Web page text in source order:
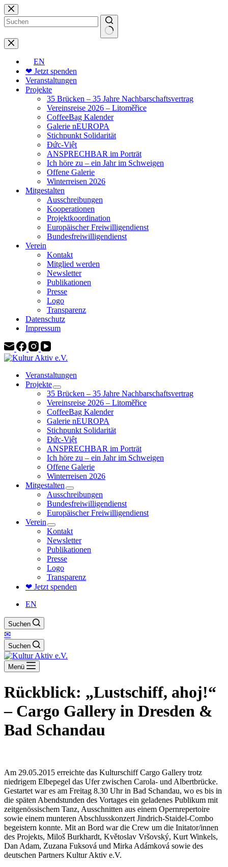
Zum
Inhalt
springen
Keine
Ergebnisse
EN
❤ Jetzt spenden
Veranstaltungen
Projekte
35 Brücken – 35 Jahre Nachbarschaftsvertrag
Vereinsreise 2026 – Litoměřice
CoffeeBag Kalender
Galerie nEUROPA
Stichpunkt Solidarität
Đức-Việt
ANSPRECHBAR im Porträt
Ich höre zu – ein Jahr im Schweigen
Offene Galerie
Winterreisen 2026
Mitgestalten
Ausschreibungen
Kooperationen
Projektkoordination
Europäischer Freiwilligendienst
Bundesfreiwilligendienst
Verein
Kontakt
Mitglied werden
Newsletter
Publikationen
Presse
Logo
Transparenz
Datenschutz
Impressum
Veranstaltungen
Projekte
35 Brücken – 35 Jahre Nachbarschaftsvertrag
Vereinsreise 2026 – Litoměřice
CoffeeBag Kalender
Galerie nEUROPA
Stichpunkt Solidarität
Đức-Việt
ANSPRECHBAR im Porträt
Ich höre zu – ein Jahr im Schweigen
Offene Galerie
Winterreisen 2026
Mitgestalten
Ausschreibungen
Bundesfreiwilligendienst
Europäischer Freiwilligendienst
Verein
Kontakt
Newsletter
Publikationen
Presse
Logo
Transparenz
❤ Jetzt spenden
EN
Suchen
✉
Suchen
Menü
Rückblick: „Lustschiff, ahoj!“
– Cargo Gallery in Dresden &
Bad Schandau
Am 29.05.2015 erreichte das Kulturschiff Cargo Gallery trotz
niedrigem Elbepegel das Ufer zwischen Carola- und Albertbrücke.
Gestartet war es am Freitag 8.30 Uhr in Bad Schandau, wo es bis in
die späten Abendstunden des Vortages ein geladenes Publikum mit
zeitgenössischem Tanz, Ausschnitten aus einem Opernrepertoire
sowie einem munteren Abschlusskonzert Jindrich-Staidel-Combo
begeistern konnte. Mit an Bord war die Crew um die Initator/innen
des Projekts, Miloš Burkhardt, Květoslav Vršovský, Kurt Winkels,
Dan Adam, Zuzana Fuksová und Mirka Adámková sowie des
deutschen Partners Kultur Aktiv e.V.